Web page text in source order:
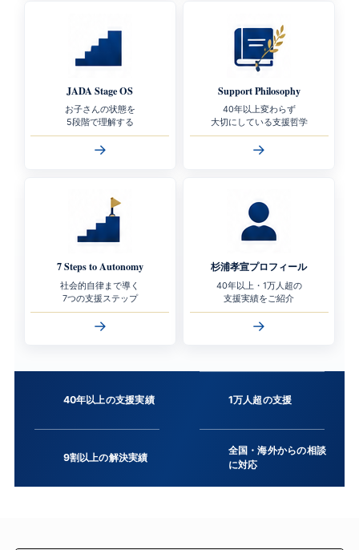
JADA Stage OS
お子さんの状態を
5段階で理解する
→
Support Philosophy
40年以上変わらず
大切にしている支援哲学
→
7 Steps to Autonomy
社会的自律まで導く
7つの支援ステップ
→
杉浦孝宣プロフィール
40年以上・1万人超の
支援実績をご紹介
→
40年以上の支援実績 1万人超の支援
9割以上の解決実績
全国・海外からの相談
に対応